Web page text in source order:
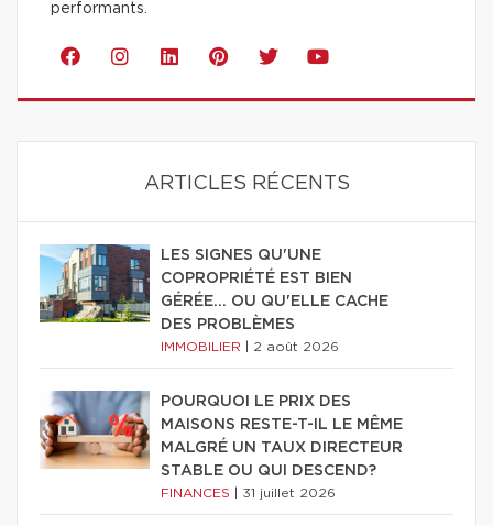
performants.
ARTICLES RÉCENTS
LES SIGNES QU'UNE
COPROPRIÉTÉ EST BIEN
GÉRÉE… OU QU'ELLE CACHE
DES PROBLÈMES
IMMOBILIER 2 août 2026
POURQUOI LE PRIX DES
MAISONS RESTE-T-IL LE MÊME
MALGRÉ UN TAUX DIRECTEUR
STABLE OU QUI DESCEND?
FINANCES 31 juillet 2026